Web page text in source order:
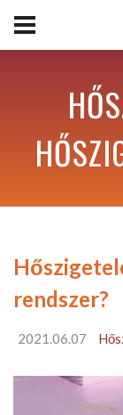
rendszer?
2021.06.07